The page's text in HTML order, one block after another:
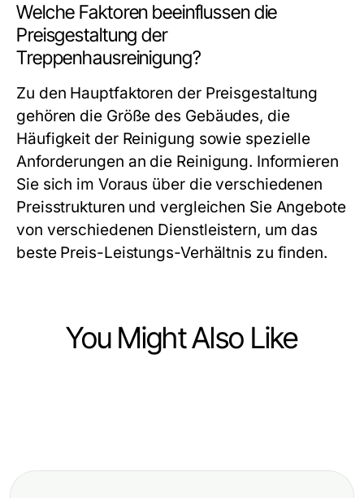
Welche Faktoren beeinflussen die
Preisgestaltung der
Treppenhausreinigung?
Zu den Hauptfaktoren der Preisgestaltung
gehören die Größe des Gebäudes, die
Häufigkeit der Reinigung sowie spezielle
Anforderungen an die Reinigung. Informieren
Sie sich im Voraus über die verschiedenen
Preisstrukturen und vergleichen Sie Angebote
von verschiedenen Dienstleistern, um das
beste Preis-Leistungs-Verhältnis zu finden.
You Might Also Like
Düsseldorf für Ihr Fahrzeug
Die Rolle des Immobilienmaklers